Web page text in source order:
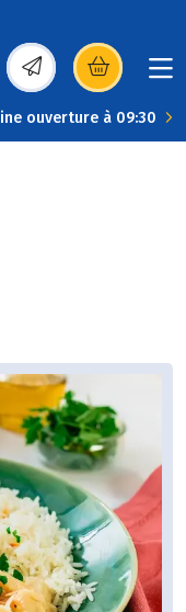
(s’ouvre dans une
ouverture à 09:30